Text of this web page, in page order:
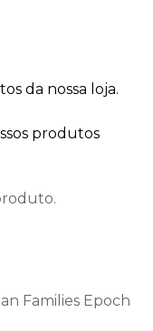
da nossa loja.
produtos
Families Epoch